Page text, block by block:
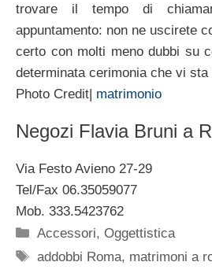
trovare il tempo di
appuntamento: non ne uscirete
certo con molti meno dubbi su
determinata cerimonia che vi sta
Photo Credit| matrimonio
Negozi Flavia Bruni a
Via Festo Avieno 27-29
Tel/Fax 06.35059077
Mob. 333.5423762
Categorie
Accessori,Oggettistica
Tag
addobbi Roma, matrimoni a